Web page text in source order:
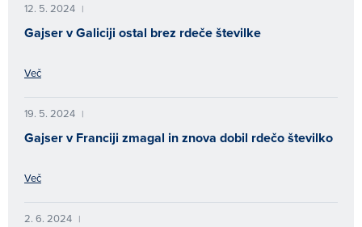
12. 5. 2024 |
Gajser v Galiciji ostal brez rdeče številke
Več
19. 5. 2024 |
Gajser v Franciji zmagal in znova dobil rdečo številko
Več
2. 6. 2024 |